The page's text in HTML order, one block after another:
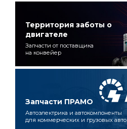
Территория заботы о
двигателе
Запчасти от поставщика
на конвейер
Запчасти ПРАМО
Автоэлектрика и автокомпоненты
для коммерческих и грузовых авто